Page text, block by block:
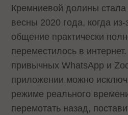
Кремниевой долины стала
весны 2020 года, когда
общение практически
переместилось в
привычных WhatsApp и
приложении можно
режиме реального
перемотать назад,